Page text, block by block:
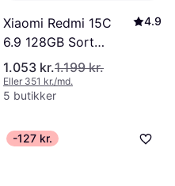
Xiaomi Redmi 15C
6.9 128GB Sort
Smartphone
4.9
1.053 kr.1.199 kr.
Eller 351 kr./md.
5 butikker
-127 kr.